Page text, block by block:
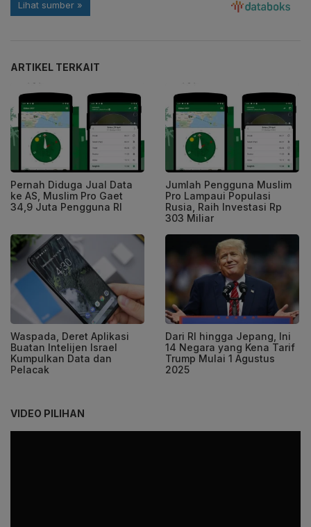
ARTIKEL TERKAIT
Pernah Diduga Jual Data
ke AS, Muslim Pro Gaet
34,9 Juta Pengguna RI
Jumlah Pengguna Muslim
Pro Lampaui Populasi
Rusia, Raih Investasi Rp
303 Miliar
Waspada, Deret Aplikasi
Buatan Intelijen Israel
Kumpulkan Data dan
Pelacak
Dari RI hingga Jepang, Ini
14 Negara yang Kena Tarif
Trump Mulai 1 Agustus
2025
VIDEO PILIHAN